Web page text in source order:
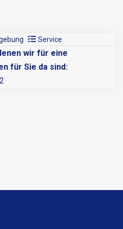
Service
wir für eine
für Sie da sind: